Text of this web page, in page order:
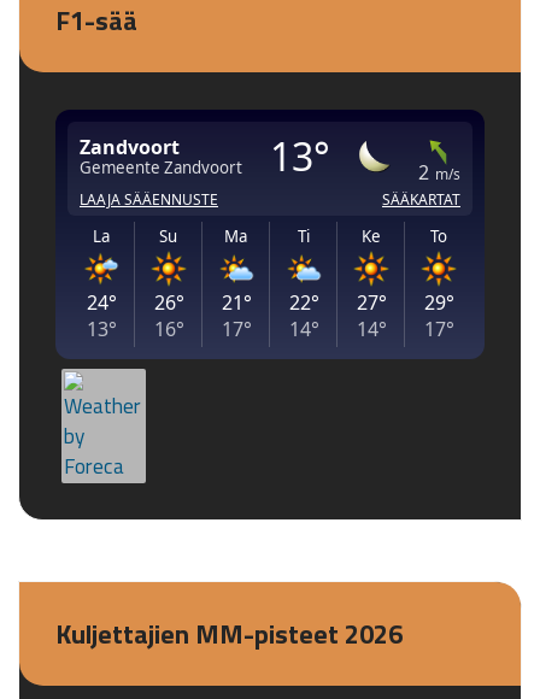
F1-sää
Kuljettajien MM-pisteet 2026